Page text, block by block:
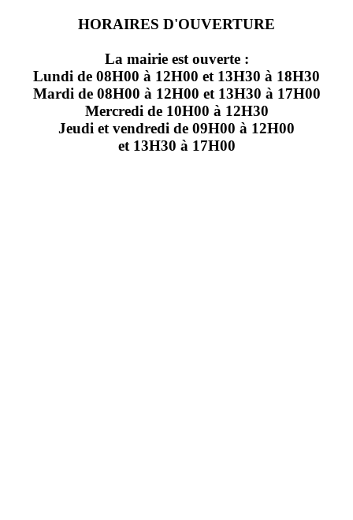
HORAIRES D'OUVERTURE
La mairie est ouverte :
Lundi de 08H00 à 12H00 et 13H30 à 18H30
Mardi de 08H00 à 12H00 et 13H30 à 17H00
Mercredi de 10H00 à 12H30
Jeudi et vendredi de 09H00 à 12H00
et 13H30 à 17H00